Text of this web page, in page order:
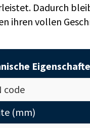
Dadurch
ihren vollen
code
(mm)